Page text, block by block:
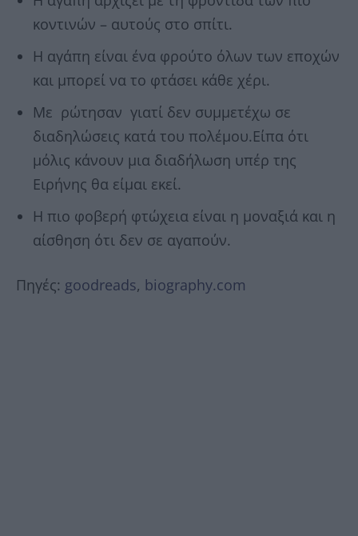
κοντινών – αυτούς στο σπίτι.
Η αγάπη είναι ένα φρούτο όλων των εποχών
και μπορεί να το φτάσει κάθε χέρι.
Με ρώτησαν γιατί δεν συμμετέχω σε
διαδηλώσεις κατά του πολέμου.Είπα ότι
μόλις κάνουν μια διαδήλωση υπέρ της
Ειρήνης θα είμαι εκεί.
Η πιο φοβερή φτώχεια είναι η μοναξιά και η
αίσθηση ότι δεν σε αγαπούν.
Πηγές: goodreads, biography.com